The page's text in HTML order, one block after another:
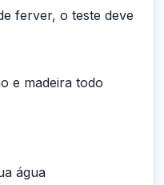
ferver, o teste deve
e madeira todo
água